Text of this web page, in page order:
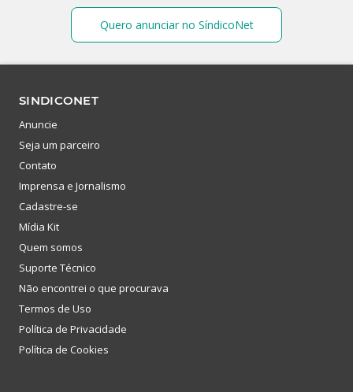
Quero anunciar no SíndicoNet
SINDICONET
Anuncie
Seja um parceiro
Contato
Imprensa e Jornalismo
Cadastre-se
Mídia Kit
Quem somos
Suporte Técnico
Não encontrei o que procurava
Termos de Uso
Política de Privacidade
Política de Cookies